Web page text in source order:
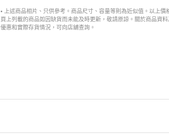
• 上述商品相片、只供參考。商品尺寸、容量等則為近似值。以上價
頁上列載的商品如因缺貨而未能及時更新，敬請原諒。關於商品資
優惠和實際存貨情況，可向店舖查詢。